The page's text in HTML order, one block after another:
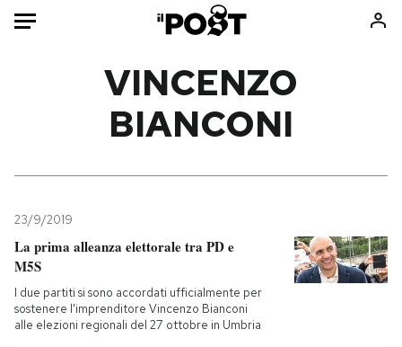
Mondo
Tecnologia
Internet
Cultura
Economia
Libri
Ok Boomer!
Europa
Altrecose
VINCENZO
BIANCONI
23/9/2019
La prima alleanza elettorale tra PD e
M5S
I due partiti si sono accordati ufficialmente per
sostenere l'imprenditore Vincenzo Bianconi
alle elezioni regionali del 27 ottobre in Umbria